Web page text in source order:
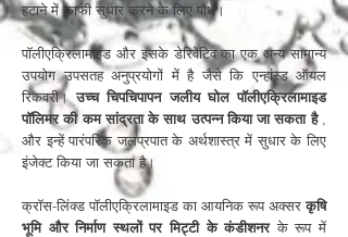
हटाने में काफी सुधार करने के लिए पौधे।
पॉलीएक्रिलामाइड और इसके डेरिवेटिव का एक अन्य सामान्य
उपयोग उपसतह अनुप्रयोगों में है जैसे कि एन्हांस्ड ऑयल
रिकवरी।उच्च चिपचिपापन जलीय घोल पॉलीएक्रिलामाइड
पॉलिमर की कम सांद्रता के साथ उत्पन्न किया जा सकता है,
और इन्हें पारंपरिक जलप्रपात के अर्थशास्त्र में सुधार के लिए
इंजेक्ट किया जा सकता है।
क्रॉस-लिंक्ड पॉलीएक्रिलामाइड का आयनिक रूप अक्सरकृषि
भूमि और निर्माण स्थलों पर मिट्टी के कंडीशनरके रूप में